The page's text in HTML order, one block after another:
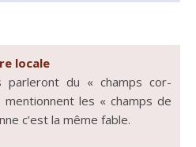
locale
par­leront du « champs cor­
les « champs de
c’est la même fable.